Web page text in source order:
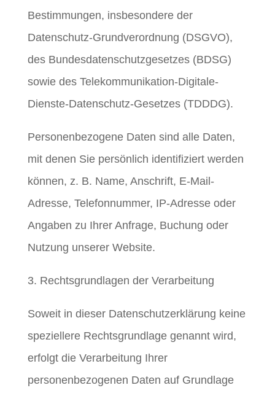
Bestimmungen, insbesondere der
Datenschutz-Grundverordnung (DSGVO),
des Bundesdatenschutzgesetzes (BDSG)
sowie des Telekommunikation-Digitale-
Dienste-Datenschutz-Gesetzes (TDDDG).
Personenbezogene Daten sind alle Daten,
mit denen Sie persönlich identifiziert werden
können, z. B. Name, Anschrift, E-Mail-
Adresse, Telefonnummer, IP-Adresse oder
Angaben zu Ihrer Anfrage, Buchung oder
Nutzung unserer Website.
3. Rechtsgrundlagen der Verarbeitung
Soweit in dieser Datenschutzerklärung keine
speziellere Rechtsgrundlage genannt wird,
erfolgt die Verarbeitung Ihrer
personenbezogenen Daten auf Grundlage